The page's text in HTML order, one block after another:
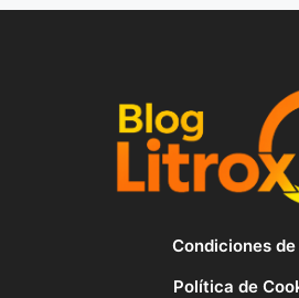
Condiciones de
Política de